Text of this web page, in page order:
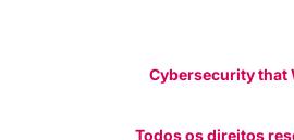
Cybersecurity that
Todos os direitos